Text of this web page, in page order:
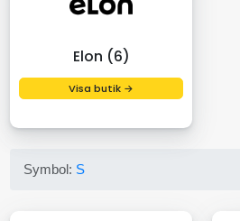
Elon (6)
Visa butik →
Symbol: S